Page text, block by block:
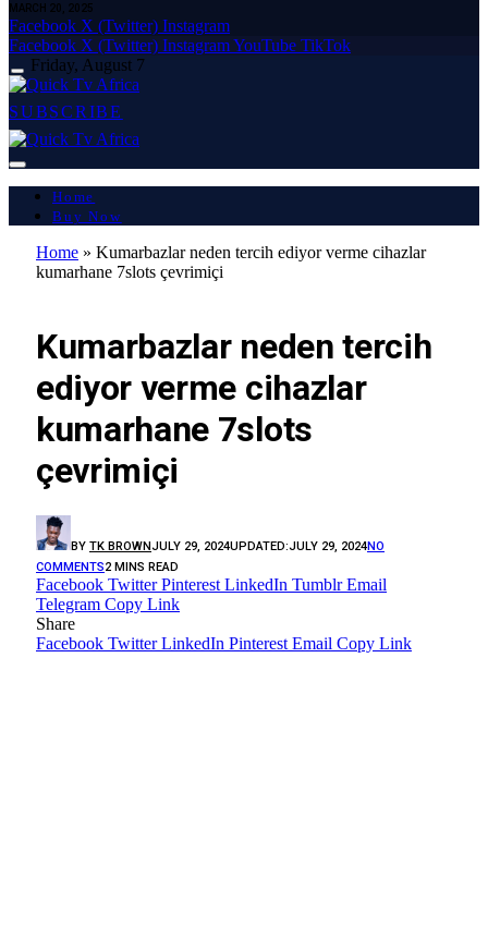
MARCH 20, 2025
Facebook X (Twitter) Instagram
Facebook X (Twitter) InstagramYouTube TikTok
Friday, August 7
SUBSCRIBE
Home
Buy Now
Home » Kumarbazlar neden tercih ediyor verme cihazlar
kumarhane 7slots çevrimiçi
Kumarbazlar neden tercih
ediyor verme cihazlar
kumarhane 7slots
çevrimiçi
BY TK BROWNJULY 29, 2024UPDATED:JULY 29, 2024NO
COMMENTS2 MINS READ
Facebook Twitter Pinterest LinkedIn Tumblr Email
Telegram Copy Link
Share
Facebook Twitter LinkedIn Pinterest Email Copy Link